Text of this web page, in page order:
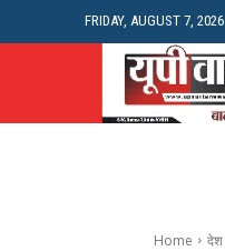
FRIDAY, AUGUST 7, 2026
Home देश